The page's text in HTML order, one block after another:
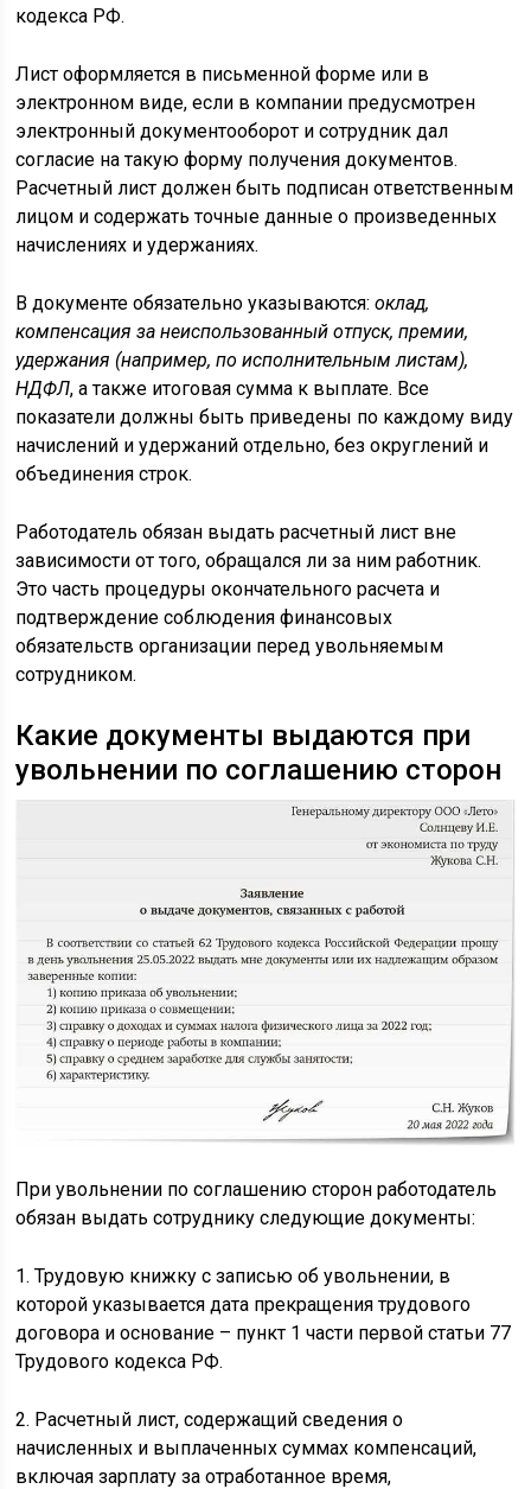
кодекса РФ.
Лист оформляется в письменной форме или в
электронном виде, если в компании предусмотрен
электронный документооборот и сотрудник дал
согласие на такую форму получения документов.
Расчетный лист должен быть подписан ответственным
лицом и содержать точные данные о произведенных
начислениях и удержаниях.
В документе обязательно указываются:оклад,
компенсация за неиспользованный отпуск, премии,
удержания (например, по исполнительным листам),
НДФЛ, а также итоговая сумма к выплате. Все
показатели должны быть приведены по каждому виду
начислений и удержаний отдельно, без округлений и
объединения строк.
Работодатель обязан выдать расчетный лист вне
зависимости от того, обращался ли за ним работник.
Это часть процедуры окончательного расчета и
подтверждение соблюдения финансовых
обязательств организации перед увольняемым
сотрудником.
Какие документы выдаются при
увольнении по соглашению сторон
При увольнении по соглашению сторон работодатель
обязан выдать сотруднику следующие документы:
1. Трудовую книжку с записью об увольнении, в
которой указывается дата прекращения трудового
договора и основание – пункт 1 части первой статьи 77
Трудового кодекса РФ.
2. Расчетный лист, содержащий сведения о
начисленных и выплаченных суммах компенсаций,
включая зарплату за отработанное время,